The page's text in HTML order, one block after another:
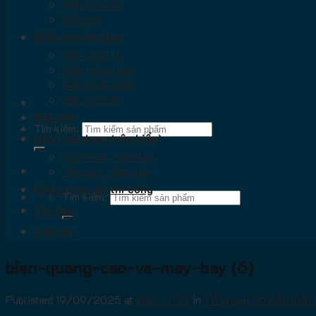
Tìm kiếm:
hotline: 036.33.66.712
Tìm kiếm:
Biển hộp đèn
Biển bạt
Biển inox ăn mòn
Biển công ty
Biển phòng ban
Biển chức danh
Biển số nhà
Báo giá
Chữ (nội dung trên biển)
Chữ mica – đèn led
Chữ alu – Đèn led
Công trình đã thi công
Tin tức
Liên hệ
bien-quang-cao-ve-may-bay (6)
Published 19/09/2025 at 600 × 375 in Tổng hợp 50 mẫu biển